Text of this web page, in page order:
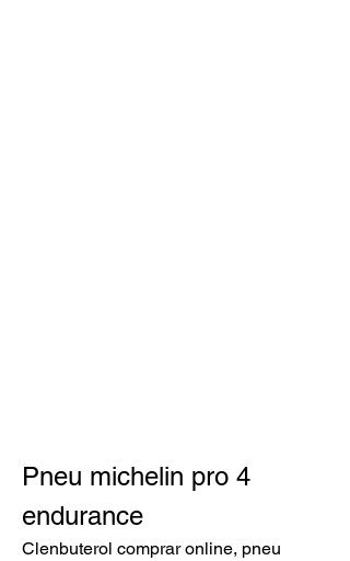
Pneu michelin pro 4
endurance
Clenbuterol comprar online, pneu